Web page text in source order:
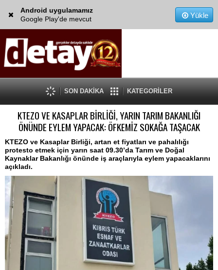
Android uygulamamız
Google Play'de mevcut
Yükle
SON DAKİKA KATEGORİLER
KTEZO VE KASAPLAR BİRLİĞİ, YARIN TARIM BAKANLIĞI
ÖNÜNDE EYLEM YAPACAK: ÖFKEMİZ SOKAĞA TAŞACAK
KTEZO ve Kasaplar Birliği, artan et fiyatları ve pahalılığı
protesto etmek için yarın saat 09.30’da Tarım ve Doğal
Kaynaklar Bakanlığı önünde iş araçlarıyla eylem yapacaklarını
açıkladı.